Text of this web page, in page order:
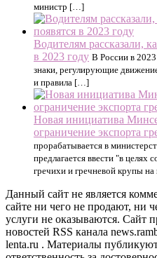
министр […]
Водителям рассказали,
в 2023 году В России в
знаки, регулирующие
и правила […]
Новая инициатива
ограничение экспорта
прорабатывается в
предлагается ввести "в
гречихи и гречневой крупы
Данный сайт не является
сайте ни чего не продают, ни
услуги не оказываются. Сайт
новостей RSS канала
lenta.ru . Материалы